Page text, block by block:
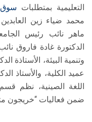
التعليمية بمتطلبات سوق
محمد ضياء زين
ماهر نائب رئيس
الدكتورة غادة فاروق
وتنمية البيئة، الأستاذة
عميد الكلية،
اللغة الصينية، نظم قسم
ضمن فعاليات “خريجون